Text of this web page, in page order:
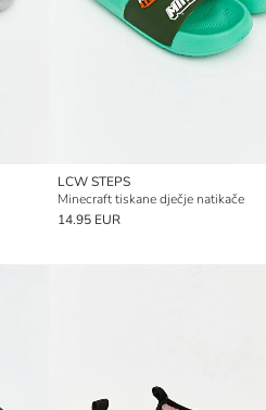
LCW STEPS
Minecraft tiskane dječje natikače
14.95 EUR